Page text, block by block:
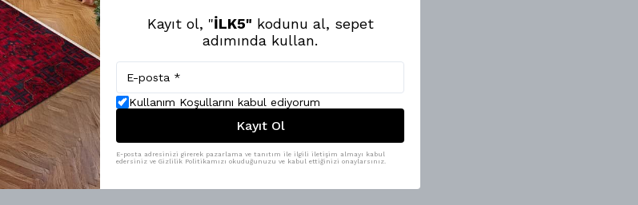
Kayıt ol, "İLK5" kodunu al, sepet
adımında kullan.
Kullanım Koşullarını kabul ediyorum
Kayıt Ol
E-posta adresinizi girerek pazarlama ve tanıtım ile ilgili iletişim almayı kabul
edersiniz ve Gizlilik Politikamızı okuduğunuzu ve kabul ettiğinizi onaylarsınız.